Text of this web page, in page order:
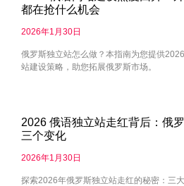
都在抢什么机会
2026年1月30日
俄罗斯独立站怎么做？本指南为您提供
站建设策略，助您拓展俄罗斯市场。
2026 俄语独立站走红背后：俄
三个变化
2026年1月30日
探索2026年俄罗斯独立站走红的秘密：三